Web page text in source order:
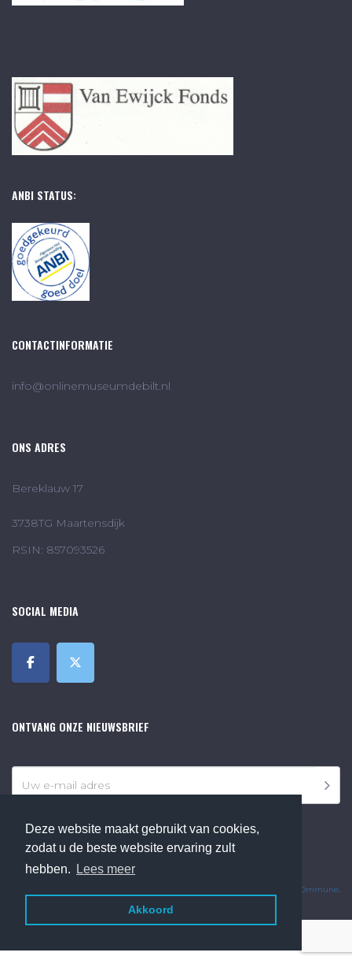
Deze website maakt gebruikt van cookies,
zodat u de beste website ervaring zult
hebben.
Lees meer
Akkoord
ANBI STATUS:
CONTACTINFORMATIE
info@onlinemuseumdebilt.nl
ONS ADRES
Bereklauw 17
3738TG Maartensdijk
RSIN: 857093526
SOCIAL MEDIA
ONTVANG ONZE NIEUWSBRIEF
©2018 Online Museum de Bilt. Alle rechten voorbehouden.
Ommune